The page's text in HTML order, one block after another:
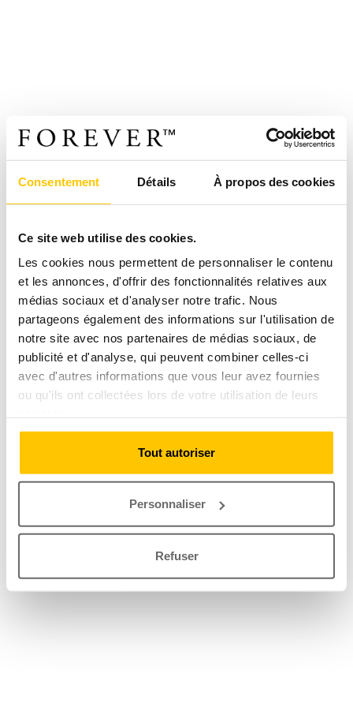
Consentement Détails À propos des cookies
Ce site web utilise des cookies.
Les cookies nous permettent de personnaliser le contenu
et les annonces, d'offrir des fonctionnalités relatives aux
médias sociaux et d'analyser notre trafic. Nous
partageons également des informations sur l'utilisation de
notre site avec nos partenaires de médias sociaux, de
publicité et d'analyse, qui peuvent combiner celles-ci
avec d'autres informations que vous leur avez fournies
ou qu'ils ont collectées lors de votre utilisation de leurs
Tout autoriser
Personnaliser
Refuser